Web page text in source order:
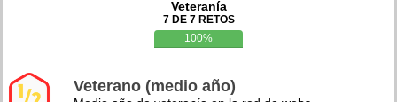
Veteranía
7 DE 7 RETOS
100%
Veterano (medio año)